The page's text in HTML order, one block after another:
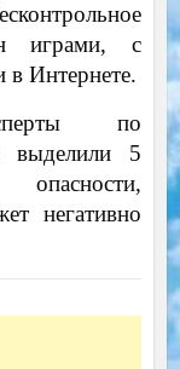
играми, с
в Интернете.
по
выделили 5
негативно